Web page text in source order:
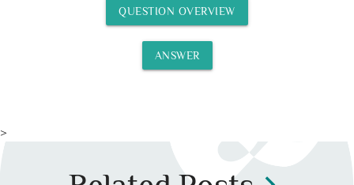
QUESTION OVERVIEW
ANSWER
>